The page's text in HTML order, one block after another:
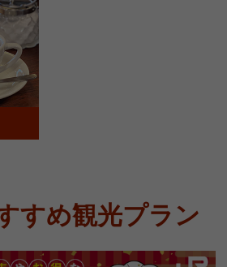
すめ観光プラン